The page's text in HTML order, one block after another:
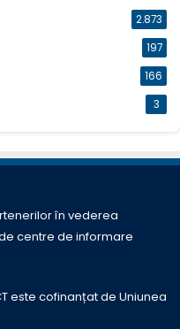
2.873
197
166
3
în vederea
centre de informare
este cofinanțat de Uniunea